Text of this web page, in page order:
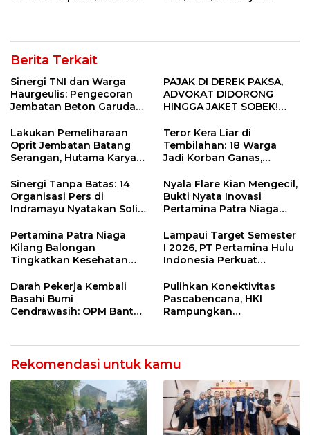
Berita Terkait
Sinergi TNI dan Warga
Haurgeulis: Pengecoran
Jembatan Beton Garuda
PAJAK DI DEREK PAKSA,
ADVOKAT DIDORONG
HINGGA JAKET SOBEK!
Ngamuk Kepung Polresta
Pekanbaru!
Lakukan Pemeliharaan
Oprit Jembatan Batang
Serangan, Hutama Karya
55 Tol Binjai–Langsa
Teror Kera Liar di
Tembilahan: 18 Warga
Jadi Korban Ganas,
12 Jahitan!
Sinergi Tanpa Batas: 14
Organisasi Pers di
Indramayu Nyatakan Solid
Nyala Flare Kian Mengecil,
Bukti Nyata Inovasi
Pertamina Patra Niaga
Net Zero Emission 2060
Pertamina Patra Niaga
Kilang Balongan
Tingkatkan Kesehatan
Pemeriksaan Kesehatan
Rutin dan Edukasi
Perawatan Gigi
Lampaui Target Semester
I 2026, PT Pertamina Hulu
Indonesia Perkuat
Nasional Lewat Inovasi &
Keselamatan Kerja
Darah Pekerja Kembali
Basahi Bumi
Cendrawasih: OPM Bantai
Pulihkan Konektivitas
Pascabencana, HKI
Rampungkan
Rekomendasi untuk kamu